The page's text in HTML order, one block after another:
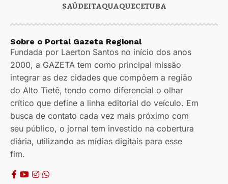
SAÚDEITAQUAQUECETUBA
Sobre o Portal Gazeta Regional
Fundada por Laerton Santos no início dos anos
2000, a GAZETA tem como principal missão
integrar as dez cidades que compõem a região
do Alto Tietê, tendo como diferencial o olhar
crítico que define a linha editorial do veículo. Em
busca de contato cada vez mais próximo com
seu público, o jornal tem investido na cobertura
diária, utilizando as mídias digitais para esse
fim.